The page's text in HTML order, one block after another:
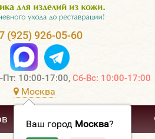
(925) 926-05-60
10:00-17:00, Сб-Вс: 10:00-17:00
Москва
Ваш город Москва?